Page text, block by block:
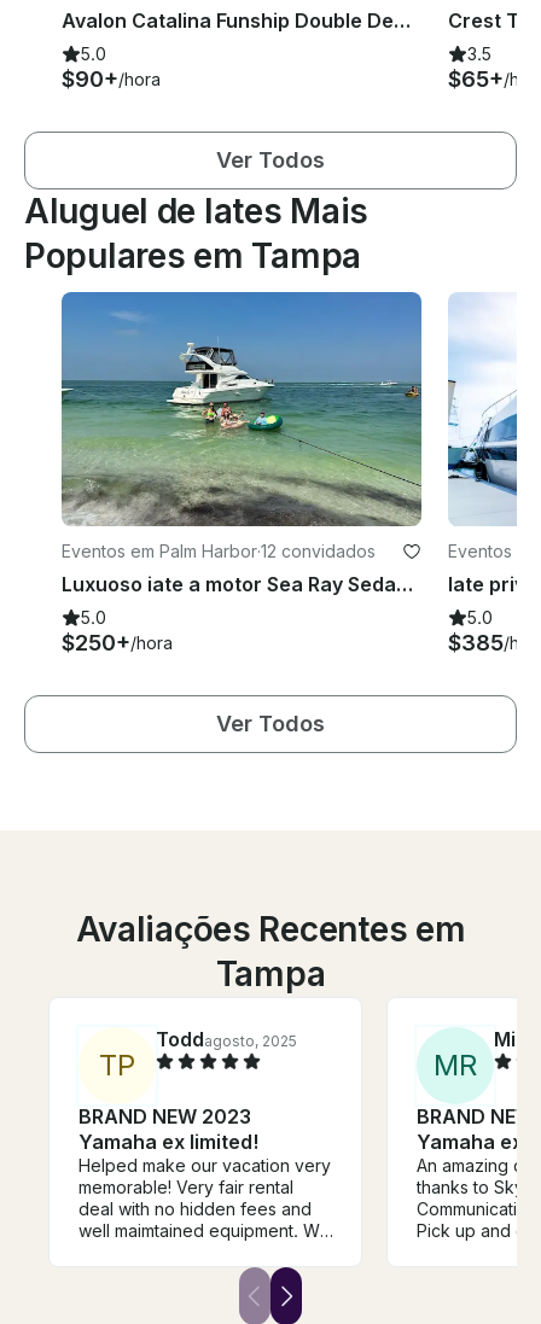
Avalon Catalina Funship Double Decker com escorregador em Clearwater FL. Dia da semana: 100% de desconto
5.0
$90+/hora
3.5
$65+/
Ver Todos
Aluguel de Iates Mais
Populares em Tampa
Eventos em Palm Harbor·12 convidados
Luxuoso iate a motor Sea Ray Sedan Bridge de 40 pés, capitão e combustível incluídos.
5.0
$250+/hora
Eventos
5.0
$385/
Ver Todos
Avaliações Recentes em
Tampa
TP
Toddagosto, 2025
BRAND NEW 2023
Yamaha ex limited!
Helped make our vacation very
memorable! Very fair rental
deal with no hidden fees and
well maimtained equipment. We
and they had everything else
they provided good directions
MR
BRAND
Yamaha ex
An amazing
thanks to
Pick up and